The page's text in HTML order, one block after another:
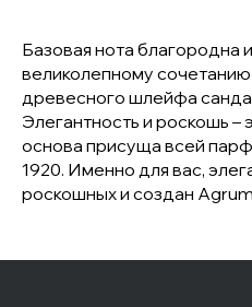
Базовая нота благородна
великолепному
древесного шлейфа
Элегантность и роскошь –
основа присуща всей
1920. Именно для вас,
роскошных и создан